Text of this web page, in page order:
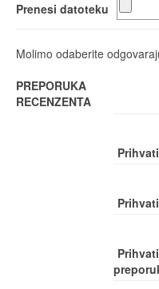
Prenesi datoteku
Molimo odaberite
PREPORUKA
RECENZENTA